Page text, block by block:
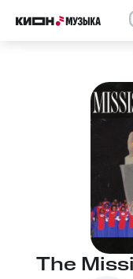
The